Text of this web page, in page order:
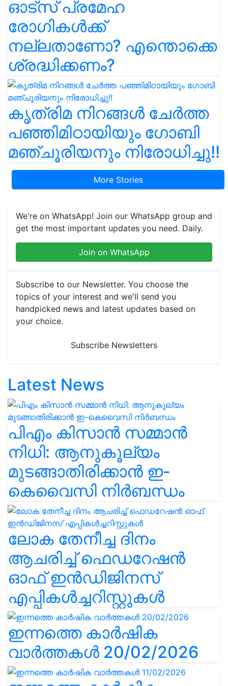
ഓട്സ് പ്രമേഹ
രോഗികൾക്ക്
നല്ലതാണോ? എന്തൊക്കെ
ശ്രദ്ധിക്കണം?
കൃത്രിമ നിറങ്ങൾ ചേർത്ത
പഞ്ഞിമിഠായിയും ഗോബി
മഞ്ചൂരിയനും നിരോധിച്ചു!!
More Stories
We're on WhatsApp! Join our WhatsApp group and
get the most important updates you need. Daily.
Join on WhatsApp
Subscribe to our Newsletter. You choose the
topics of your interest and we'll send you
handpicked news and latest updates based on
your choice.
Subscribe Newsletters
Latest News
പിഎം കിസാൻ സമ്മാൻ
നിധി: ആനുകൂല്യം
മുടങ്ങാതിരിക്കാൻ ഇ-
കെവൈസി നിർബന്ധം
ലോക തേനീച്ച ദിനം
ആചരിച്ച് ഫെഡറേഷൻ
ഓഫ് ഇൻഡിജിനസ്
എപ്പികൾച്ചറിസ്റ്റുകൾ
ഇന്നത്തെ കാർഷിക
വാർത്തകൾ 20/02/2026